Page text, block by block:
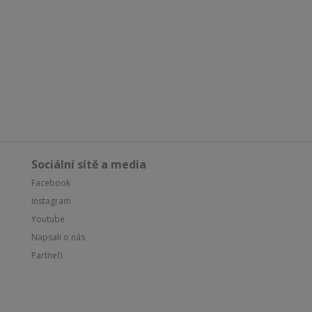
Sociální sítě a media
Facebook
Instagram
Youtube
Napsali o nás
Partneři